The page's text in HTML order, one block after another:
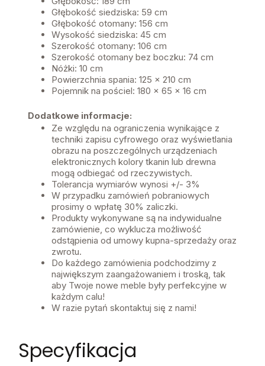
Głębokość siedziska: 59 cm
Głębokość otomany: 156 cm
Wysokość siedziska: 45 cm
Szerokość otomany: 106 cm
Szerokość otomany bez boczku: 74 cm
Nóżki: 10 cm
Powierzchnia spania: 125 x 210 cm
Pojemnik na pościel: 180 x 65 x 16 cm
Dodatkowe informacje:
Ze względu na ograniczenia wynikające z
techniki zapisu cyfrowego oraz wyświetlania
obrazu na poszczególnych urządzeniach
elektronicznych kolory tkanin lub drewna
mogą odbiegać od rzeczywistych.
Tolerancja wymiarów wynosi +/- 3%
W przypadku zamówień pobraniowych
prosimy o wpłatę 30% zaliczki.
Produkty wykonywane są na indywidualne
zamówienie, co wyklucza możliwość
odstąpienia od umowy kupna-sprzedaży oraz
zwrotu.
Do każdego zamówienia podchodzimy z
największym zaangażowaniem i troską, tak
aby Twoje nowe meble były perfekcyjne w
każdym calu!
W razie pytań skontaktuj się z nami!
Specyfikacja